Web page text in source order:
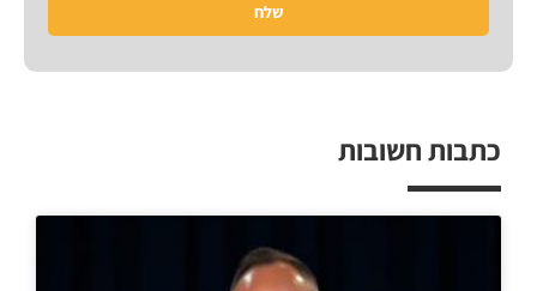
שלח
כתבות חשובות